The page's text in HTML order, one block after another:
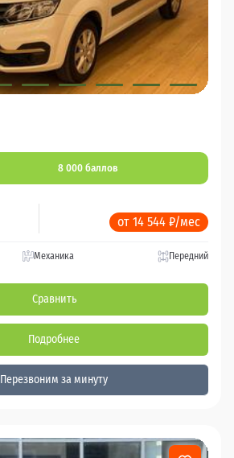
8 000 баллов
от 14 544 ₽/мес
Механика Передний
Сравнить
Подробнее
Перезвоним за минуту